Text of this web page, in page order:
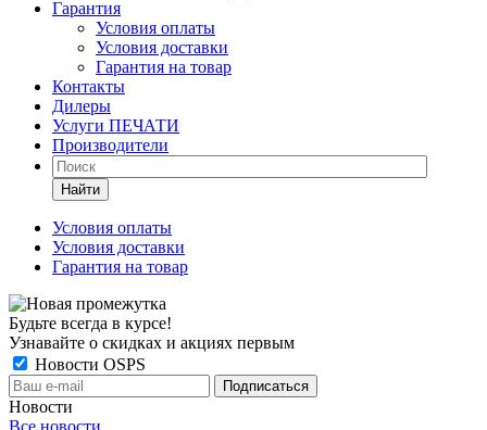
Гарантия
Условия оплаты
Условия доставки
Гарантия на товар
Контакты
Дилеры
Услуги ПЕЧАТИ
Производители
Найти
Условия оплаты
Условия доставки
Гарантия на товар
Будьте всегда в курсе!
Узнавайте о скидках и акциях первым
Новости OSPS
Новости
Все новости